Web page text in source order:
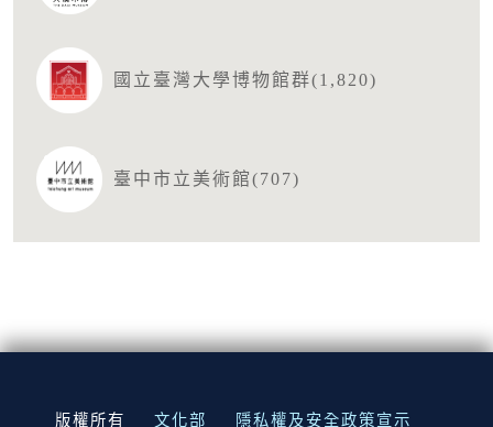
國立臺灣大學博物館群(1,820)
臺中市立美術館(707)
:::
版權所有 文化部 隱私權及安全政策宣示